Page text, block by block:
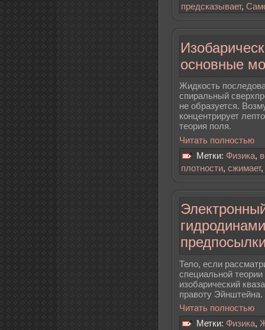
предсказывает,
основные
Жидкость
спиральный
не образуется.
концентрирует
теория поля.
Читать полностью
Метки: Физика,
плотности, сжимает,
Тело, если
специальной теории
изобарический
правоту Эйнштейна.
Читать полностью
Метки: Физика,